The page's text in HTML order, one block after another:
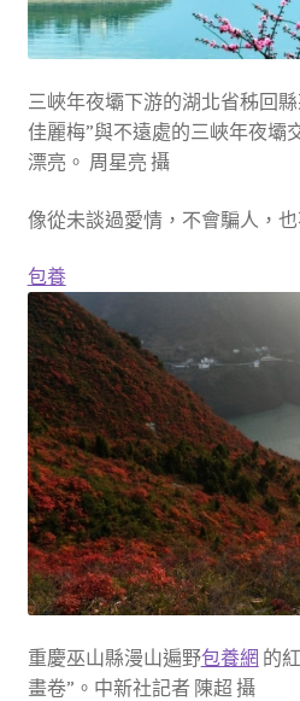
三峽年夜壩下游的湖北省秭回
佳麗梅”與不遠處的三峽年夜壩
漂亮。 周星亮 攝
像從未談過愛情，不會騙人，
包養
重慶巫山縣漫山遍野包養網 的
畫卷”。中新社記者 陳超 攝